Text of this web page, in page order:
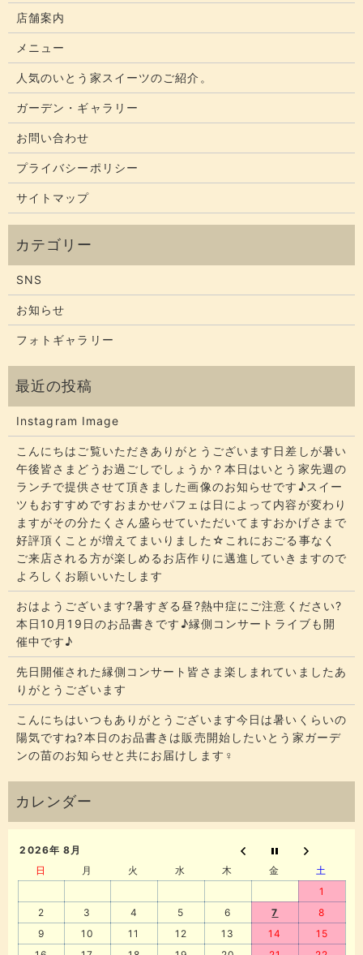
店舗案内
メニュー
人気のいとう家スイーツのご紹介。
ガーデン・ギャラリー
お問い合わせ
プライバシーポリシー
サイトマップ
SNS
お知らせ
フォトギャラリー
Instagram Image
こんにちはご覧いただきありがとうございます​​​日差しが暑い
午後皆さまどうお過ごしでしょうか？​​​本日はいとう家先週の
ランチで提供させて頂きました画像のお知らせです♪スイー
ツもおすすめですおまかせパフェは日によって内容が変わり
ますがその分たくさん盛らせていただいてます​​​おかげさまで
好評頂くことが増えてまいりました☆​​これにおごる事なく
ご来店される方が楽しめるお店作りに邁進していきますので
よろしくお願いいたします
おはようございます?暑すぎる昼?熱中症にご注意ください?
本日10月19日のお品書きです♪縁側コンサートライブも開
催中です♪
先日開催された縁側コンサート皆さま楽しまれていましたあ
りがとうございます
こんにちはいつもありがとうございます今日は暑いくらいの
陽気ですね?本日のお品書きは販売開始したいとう家ガーデ
ンの苗のお知らせと共にお届けします‍♀️
2026年 8月
日
月 火 水 木 金
土
1
2
3 4 5 6 7
8
9
10 11 12 13 14
15